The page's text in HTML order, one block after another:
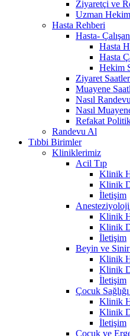
Ziyaretçi ve
Uzman
Hasta Rehberi
Hasta-
Hasta
Hasta
Hekim
Ziyaret
Muayene
Nasıl
Nasıl
Refakat
Randevu Al
Tıbbi Birimler
Kliniklerimiz
Acil Tıp
Klinik
Klinik
İletişim
Klinik
Klinik
İletişim
Beyin ve
Klinik
Klinik
İletişim
Çocuk
Klinik
Klinik
İletişim
Çocuk ve